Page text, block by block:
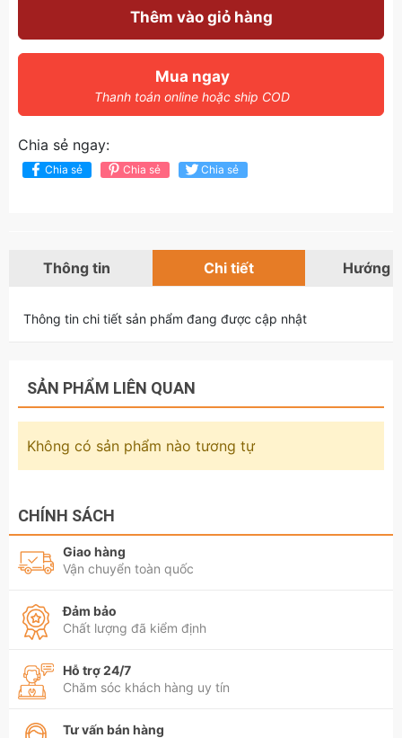
Thêm vào giỏ hàng
Mua ngay
Thanh toán online hoặc ship COD
Chia sẻ ngay:
Chia sẻ Chia sẻ Chia sẻ
Thông tin Chi tiết Hướng
Thông tin chi tiết sản phẩm đang được cập nhật
SẢN PHẨM LIÊN QUAN
Không có sản phẩm nào tương tự
CHÍNH SÁCH
Giao hàng
Vận chuyển toàn quốc
Đảm bảo
Chất lượng đã kiểm định
Hỗ trợ 24/7
Chăm sóc khách hàng uy tín
Tư vấn bán hàng